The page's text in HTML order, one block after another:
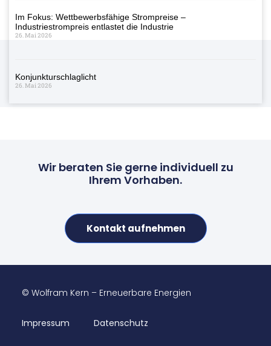
Im Fokus: Wettbewerbsfähige Strompreise –
Industriestrompreis entlastet die Industrie
26. Mai 2026
Konjunkturschlaglicht
26. Mai 2026
Wir beraten Sie gerne individuell zu
Ihrem Vorhaben.
Kontakt aufnehmen
© Wolfram Kern – Erneuerbare Energien
Impressum Datenschutz